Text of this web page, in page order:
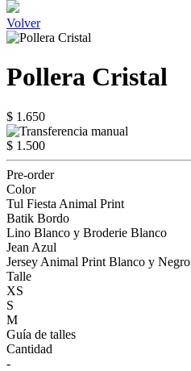
Volver
Pollera Cristal
$ 1.650
$ 1.500
Pre-order
Color
Tul Fiesta Animal Print
Batik Bordo
Lino Blanco y Broderie Blanco
Jean Azul
Jersey Animal Print Blanco y Negro
Talle
XS
S
M
Guía de talles
Cantidad
-